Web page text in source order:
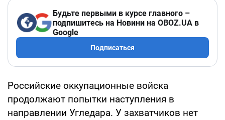
Будьте первыми в курсе главного –
подпишитесь на Новини на OBOZ.UA в
Google
Подписаться
Российские оккупационные войска
продолжают попытки наступления в
направлении Угледара. У захватчиков нет